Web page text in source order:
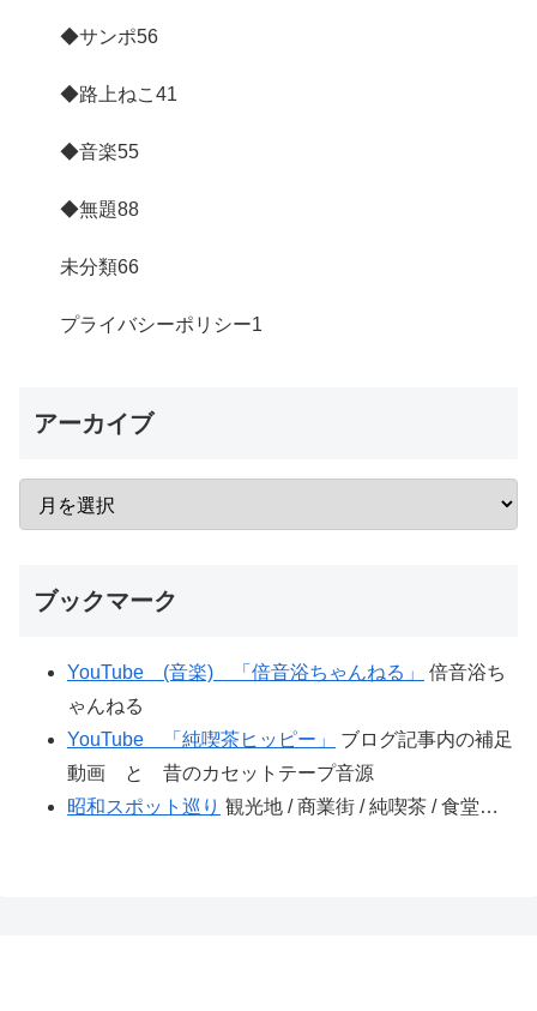
◆サンポ56
◆路上ねこ 41
◆音楽55
◆無題88
未分類66
プライバシーポリシー1
アーカイブ
ブックマーク
YouTube (音楽) 「倍音浴ちゃんねる」
倍音浴ち
ゃんねる
YouTube 「純喫茶ヒッピー」
ブログ記事内の補足
動画 と 昔のカセットテープ音源
昭和スポット巡り 観光地 / 商業街 / 純喫茶 / 食堂…